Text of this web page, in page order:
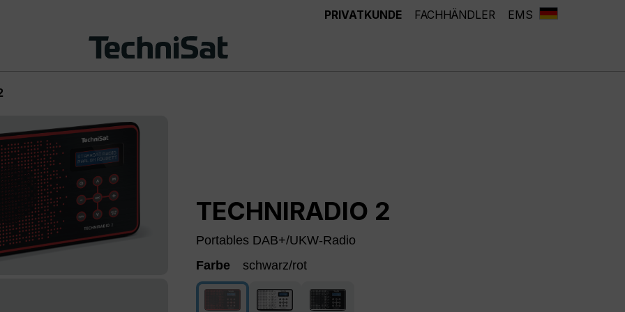
PRIVATKUNDE FACHHÄNDLER EMS
TECHNIRADIO 2
Portables DAB+/UKW-Radio
Farbe
schwarz/rot
schwarz/rot
(Diese Option ist zurzeit nicht verfügbar.)
schwarz/silberschwarz/weiß hochglanz